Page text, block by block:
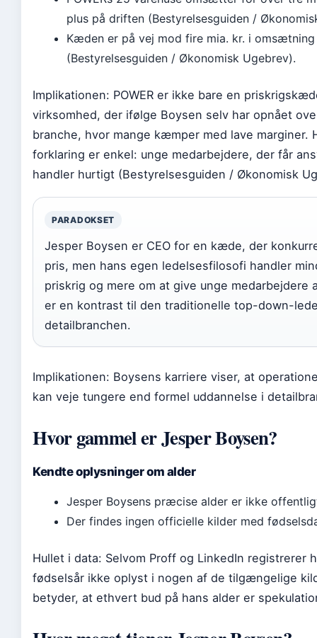
plus på driften (Bestyrelsesguiden /
Kæden er på vej mod fire mia. kr. i omsætning
(Bestyrelsesguiden / Økonomisk Ugebrev).
Implikationen: POWER er ikke bare en
virksomhed, der ifølge Boysen selv har opnået
branche, hvor mange kæmper med lave marginer.
forklaring er enkel: unge medarbejdere, der får
handler hurtigt (Bestyrelsesguiden / Økonomisk
PARADOKSET
Jesper Boysen er CEO for en kæde, der
pris, men hans egen ledelsesfilosofi handler
priskrig og mere om at give unge medarbejdere
er en kontrast til den traditionelle top-down-
detailbranchen.
Implikationen: Boysens karriere viser, at
kan veje tungere end formel uddannelse i
Hvor gammel er Jesper Boysen?
Kendte oplysninger om alder
Jesper Boysens præcise alder er ikke
Der findes ingen officielle kilder med
Hullet i data: Selvom Proff og LinkedIn registrerer
fødselsår ikke oplyst i nogen af de tilgængelige
betyder, at ethvert bud på hans alder er